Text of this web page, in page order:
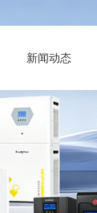
新闻动态